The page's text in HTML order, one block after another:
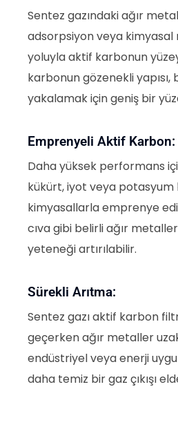
Sentez gazındaki ağır
adsorpsiyon veya kimyasal
yoluyla aktif karbonun
karbonun gözenekli yapısı,
yakalamak için geniş bir
Emprenyeli Aktif Karbon:
Daha yüksek performans
kükürt, iyot veya potasyum
kimyasallarla emprenye
cıva gibi belirli ağır
yeteneği artırılabilir.
Sürekli Arıtma:
Sentez gazı aktif karbon
geçerken ağır metaller
endüstriyel veya enerji
daha temiz bir gaz çıkışı